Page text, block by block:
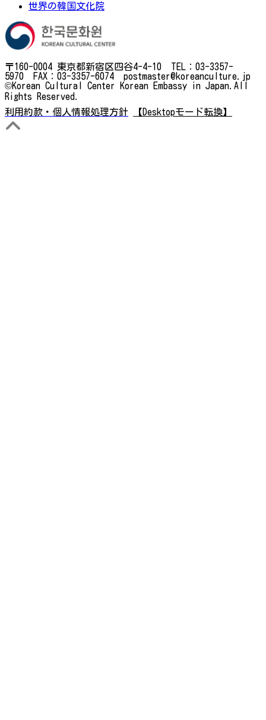
世界の韓国文化院
〒160-0004 東京都新宿区四谷4-4-10 TEL：03-3357-
5970 FAX：03-3357-6074 postmaster@koreanculture.jp
©Korean Cultural Center Korean Embassy in Japan.All
Rights Reserved.
利用約款・個人情報処理方針
【Desktopモード転換】